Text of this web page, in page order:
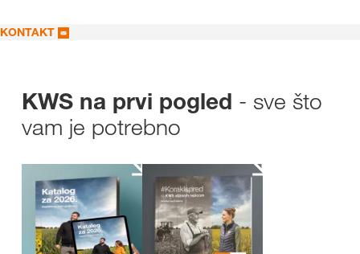
KONTAKT
KWS na prvi pogled - sve što
vam je potrebno